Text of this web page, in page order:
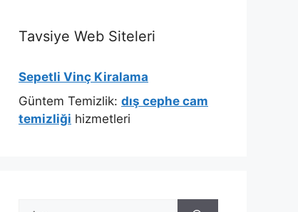
Tavsiye Web Siteleri
Sepetli Vinç Kiralama
Güntem Temizlik: dış cephe cam
temizliği hizmetleri